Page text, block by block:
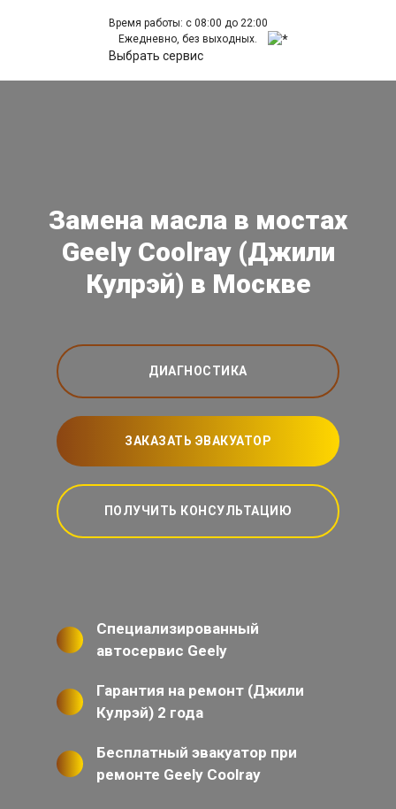
Время работы: с 08:00 до 22:00
Ежедневно, без выходных.
Выбрать сервис
Замена масла в мостах
Geely Coolray (Джили
Кулрэй) в Москве
ДИАГНОСТИКА
ЗАКАЗАТЬ ЭВАКУАТОР
ПОЛУЧИТЬ КОНСУЛЬТАЦИЮ
Специализированный
автосервис Geely
Гарантия на ремонт (Джили
Кулрэй) 2 года
Бесплатный эвакуатор при
ремонте Geely Coolray